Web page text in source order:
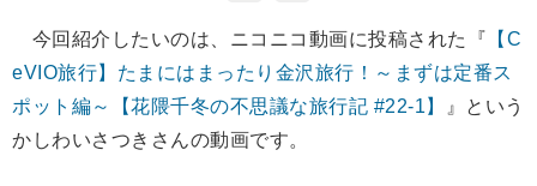
今回紹介したいのは、ニコニコ動画に投稿された『 【C
eVIO旅行】たまにはまったり金沢旅行！～まずは定番ス
ポット編～【花隈千冬の不思議な旅行記 #22-1】
』という
かしわいさつきさんの動画です。